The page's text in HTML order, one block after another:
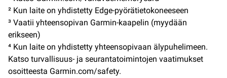
² Kun laite on yhdistetty Edge-pyörätietokoneeseen
³ Vaatii yhteensopivan Garmin-kaapelin (myydään
erikseen)
⁴ Kun laite on yhdistetty yhteensopivaan älypuhelimeen.
Katso turvallisuus- ja seurantatoimintojen vaatimukset
osoitteesta Garmin.com/safety.